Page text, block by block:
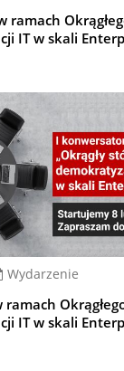
ramach
IT w skali
Wydarzenie
IT w skali